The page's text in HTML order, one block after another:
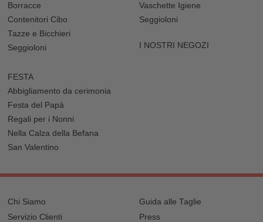
Borracce
Contenitori Cibo
Tazze e Bicchieri
Seggioloni
Vaschette Igiene
Seggioloni
I NOSTRI NEGOZI
FESTA
Abbigliamento da cerimonia
Festa del Papà
Regali per i Nonni
Nella Calza della Befana
San Valentino
Chi Siamo
Servizio Clienti
Guida alle Taglie
Press